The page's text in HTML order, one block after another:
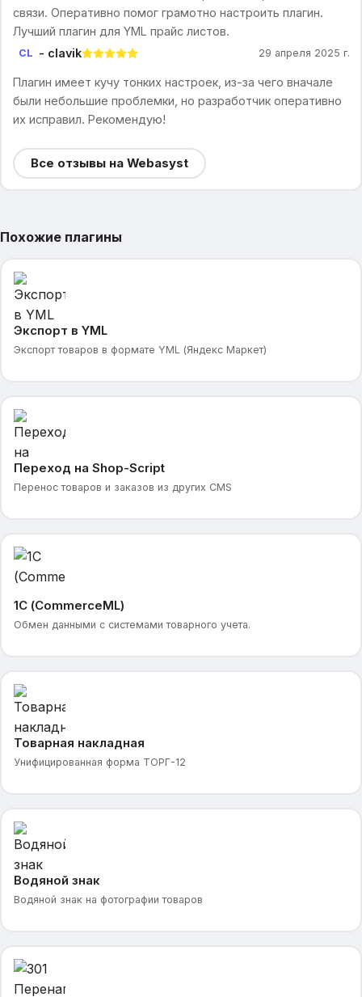
связи. Оперативно помог грамотно настроить плагин.
Лучший плагин для YML прайс листов.
CL - clavik 29 апреля 2025 г.
Плагин имеет кучу тонких настроек, из-за чего вначале
были небольшие проблемки, но разработчик оперативно
их исправил. Рекомендую!
Все отзывы на Webasyst
Похожие плагины
Экспорт в YML
Экспорт товаров в формате YML (Яндекс Маркет)
Переход на Shop-Script
Перенос товаров и заказов из других CMS
1С (CommerceML)
Обмен данными с системами товарного учета.
Товарная накладная
Унифицированная форма ТОРГ-12
Водяной знак
Водяной знак на фотографии товаров